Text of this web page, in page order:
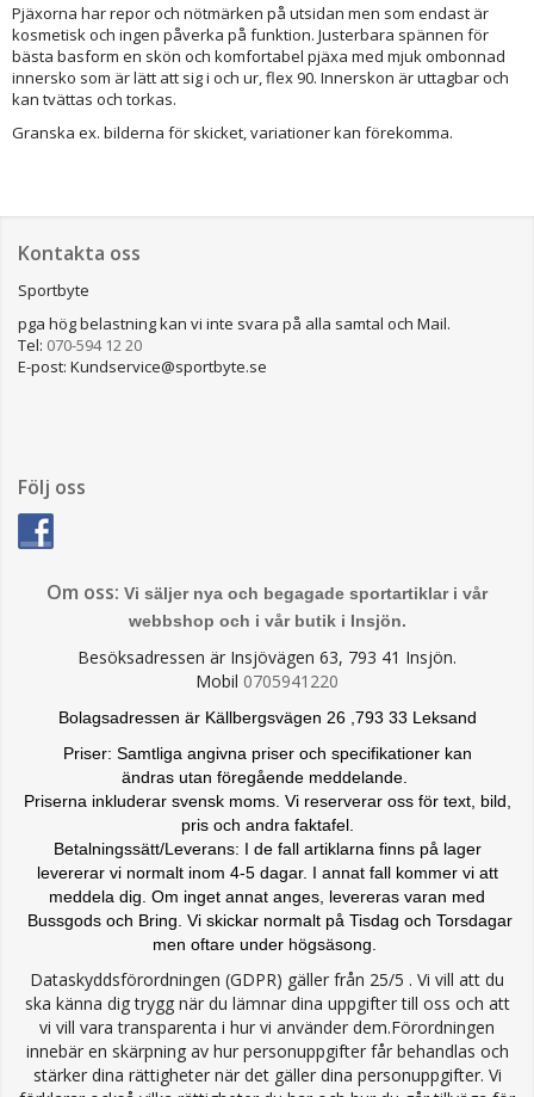
Pjäxorna har repor och nötmärken på utsidan men som endast är
kosmetisk och ingen påverka på funktion. Justerbara spännen för
bästa basform en skön och komfortabel pjäxa med mjuk ombonnad
innersko som är lätt att sig i och ur, flex 90. Innerskon är uttagbar och
kan tvättas och torkas.
Granska ex. bilderna för skicket, variationer kan förekomma.
Kontakta oss
Sportbyte
pga hög belastning kan vi inte svara på alla samtal och Mail.
Tel: 070-594 12 20
E-post: Kundservice@sportbyte.se
Följ oss
Om oss: Vi säljer nya och begagade sportartiklar i vår
webbshop och i vår butik i Insjön.
Besöksadressen är Insjövägen 63, 793 41 Insjön.
Mobil 0705941220
Bolagsadressen är Källbergsvägen 26 ,793 33 Leksand
Priser: Samtliga angivna priser och specifikationer kan
ändras utan föregående meddelande.
Priserna inkluderar svensk moms. Vi reserverar oss för text, bild,
pris och andra faktafel.
Betalningssätt/Leverans: I de fall artiklarna finns på lager
levererar vi normalt inom 4-5 dagar. I annat fall kommer vi att
meddela dig. Om inget annat anges, levereras varan med
Bussgods och Bring. Vi skickar normalt på Tisdag och Torsdagar
men oftare under högsäsong.
Dataskyddsförordningen (GDPR) gäller från 25/5 . Vi vill att du
ska känna dig trygg när du lämnar dina uppgifter till oss och att
vi vill vara transparenta i hur vi använder dem.Förordningen
innebär en skärpning av hur personuppgifter får behandlas och
stärker dina rättigheter när det gäller dina personuppgifter. Vi